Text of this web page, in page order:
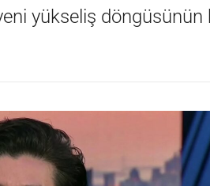
yükseliş döngüsünün